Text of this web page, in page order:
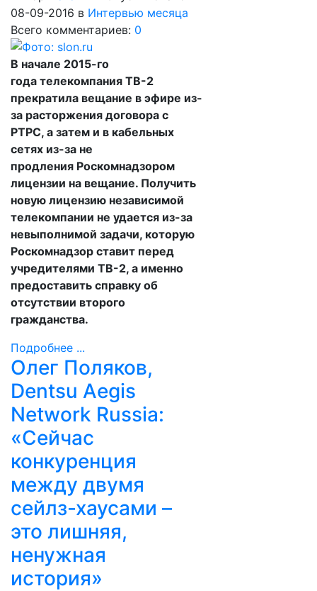
08-09-2016 в Интервью месяца
Всего комментариев: 0
В начале 2015-го
года телекомпания ТВ-2
прекратила вещание в эфире из-
за расторжения договора с
РТРС, а затем и в кабельных
сетях из-за не
продления Роскомнадзором
лицензии на вещание. Получить
новую лицензию независимой
телекомпании не удается из-за
невыполнимой задачи, которую
Роскомнадзор ставит перед
учредителями ТВ-2, а именно
предоставить справку об
отсутствии второго
гражданства.
Подробнее ...
Олег Поляков,
Dentsu Aegis
Network Russia:
«Сейчас
конкуренция
между двумя
сейлз-хаусами –
это лишняя,
ненужная
история»